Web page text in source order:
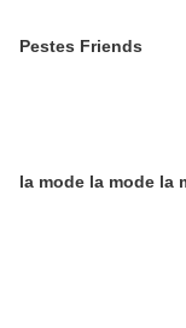
Pestes Friends
la mode la mode la